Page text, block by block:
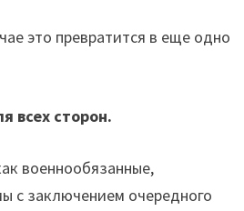
это превратится в еще одно
всех сторон.
военнообязанные,
с заключением очередного